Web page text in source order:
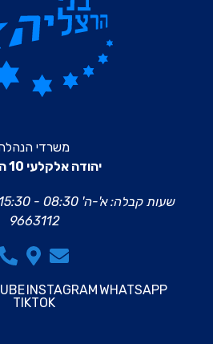
משרדי
יהודה אלקלעי 10 הרצליה
שעות קבלה: א'-ה' 08:30 - 15:30
9663112
WHATSAPP
INSTAGRAM
TIKTOK